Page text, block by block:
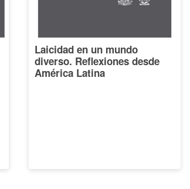
Laicidad en un mundo
diverso. Reflexiones desde
América Latina